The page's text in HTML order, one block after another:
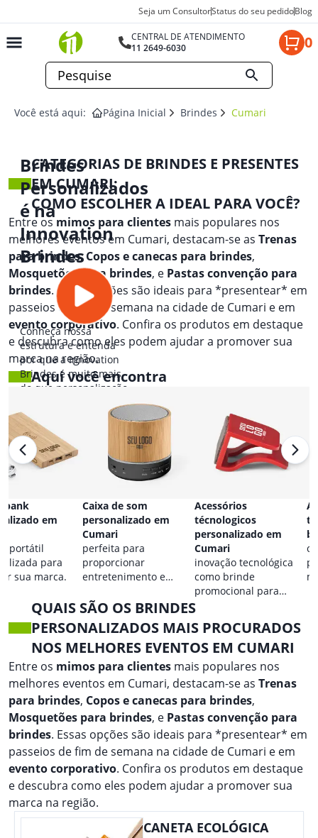
Seja um ConsultorStatus do seu pedidoBlog
CENTRAL DE ATENDIMENTO
11 2649-6030
0
Você está aqui: Página Inicial Brindes Cumari
Brindes
Personalizados
é na
Innovation
Brindes
Conheça nossa
estrutura e entenda
por que a Innovation
Brindes é muito mais
do que personalização.
CATEGORIAS DE BRINDES E PRESENTES
EM CUMARI:
COMO ESCOLHER A IDEAL PARA VOCÊ?
Entre osmimos para clientes mais populares nos
melhores eventos em Cumari, destacam-se as Trenas
para brindes,Copos e canecas para brindes,
Mosquetões para brindes, e Pastas convenção para
brindes. Essas opções são ideais para *presentear* em
passeios de fim de semana na cidade de Cumari e em
evento corporativo. Confira os produtos em destaque
e descubra como eles podem ajudar a promover sua
marca na região.
Aqui você encontra
bank
em
portátil
para
sua marca.
Caixa de som
personalizado em
Cumari
perfeita para
proporcionar
entretenimento e
qualquer ocasião.
Acessórios
técnologicos
personalizado em
Cumari
inovação tecnológica
como brinde
promocional para
eventos.
QUAIS SÃO OS BRINDES
PERSONALIZADOS MAIS PROCURADOS
NOS MELHORES EVENTOS EM CUMARI
Entre os mimos para clientes mais populares nos
melhores eventos em Cumari, destacam-se as Trenas
para brindes, Copos e canecas para brindes,
Mosquetões para brindes, e Pastas convenção para
brindes. Essas opções são ideais para *presentear* em
passeios de fim de semana na cidade de Cumari e em
evento corporativo. Confira os produtos em destaque
e descubra como eles podem ajudar a promover sua
marca na região.
CANETA ECOLÓGICA